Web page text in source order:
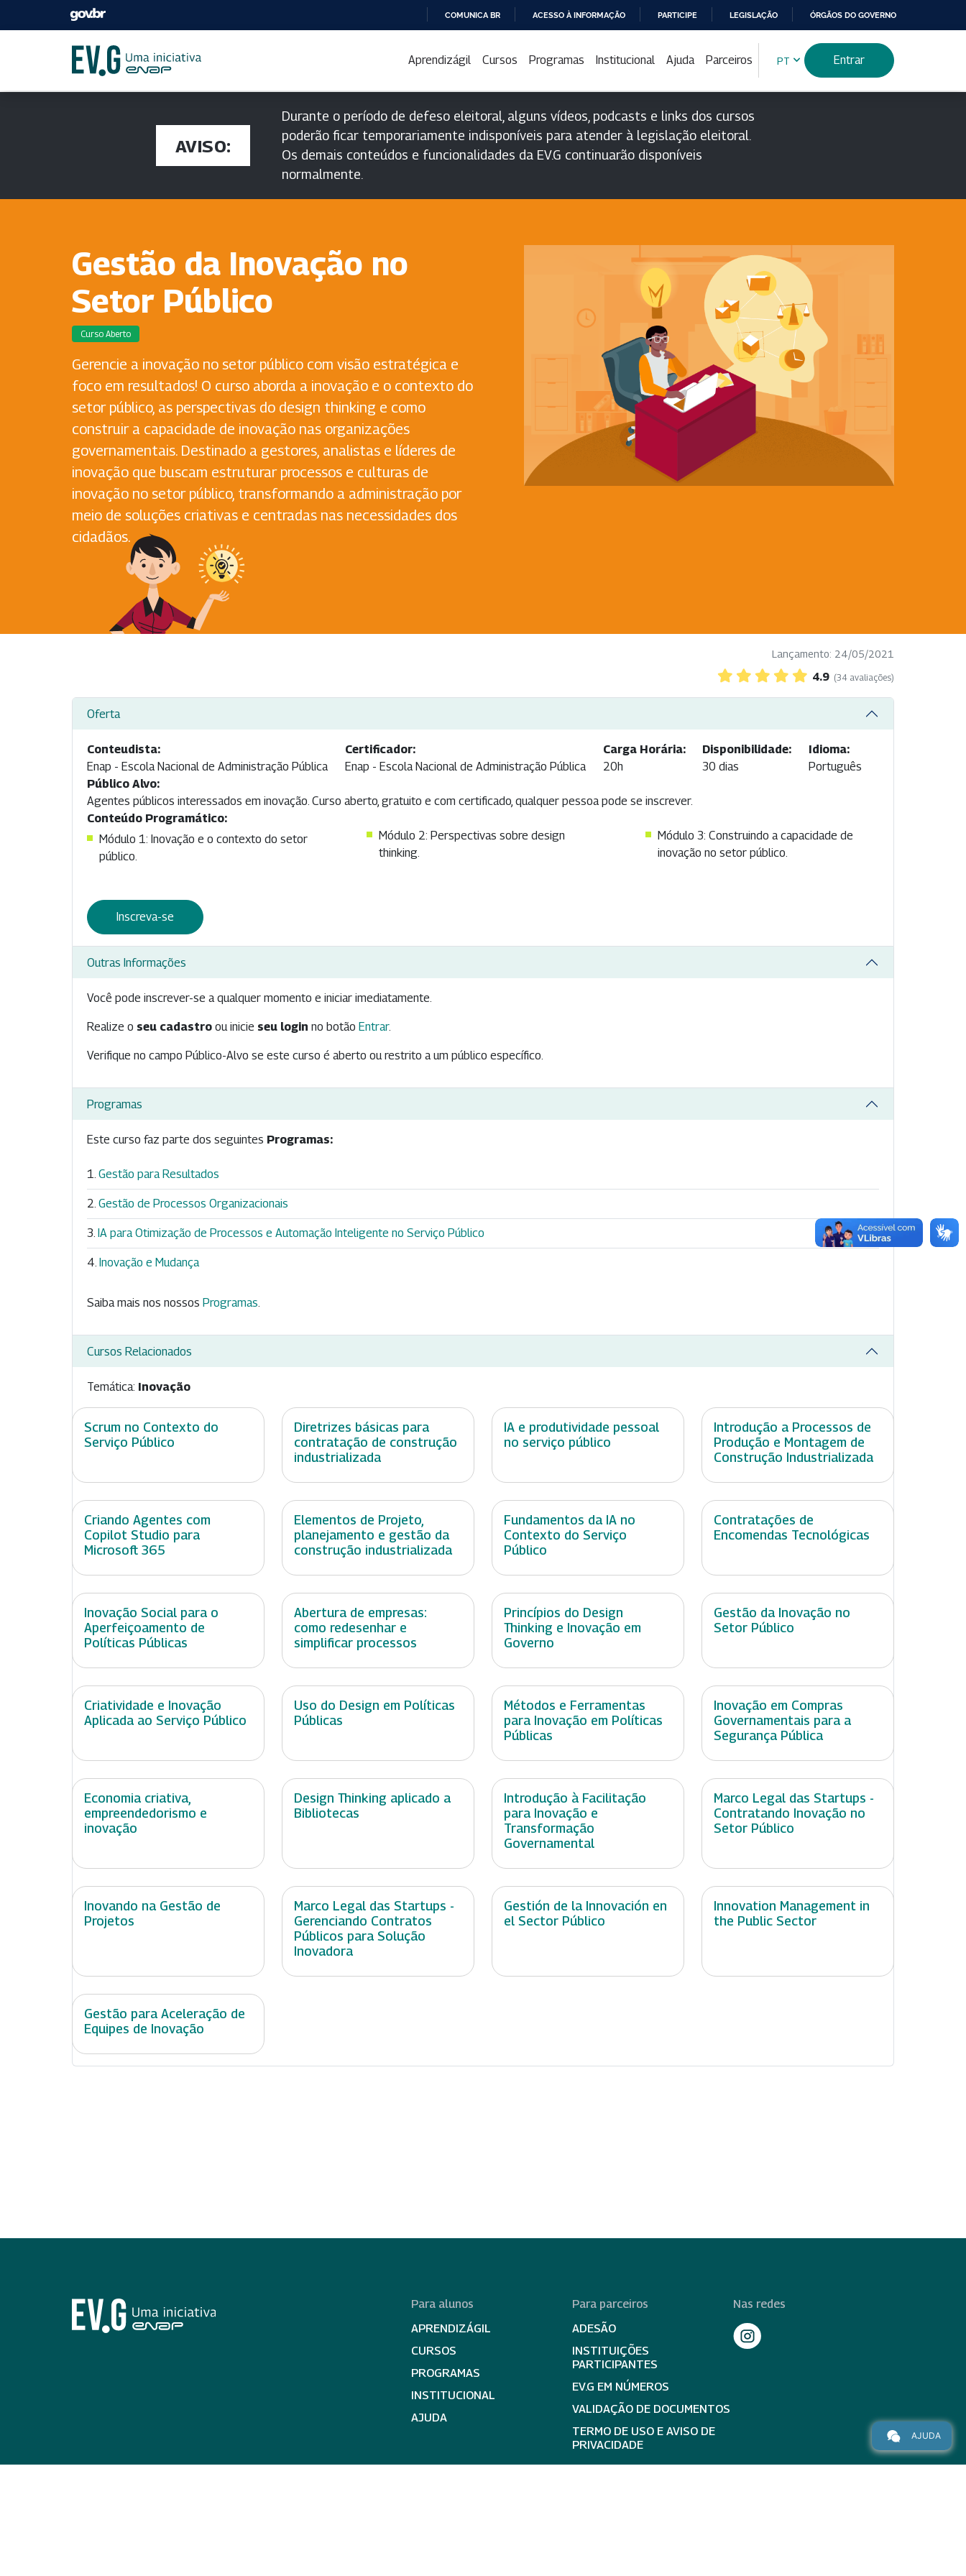
PARA
CONTEÚDO
COMUNICA BR ACESSO À INFORMAÇÃO PARTICIPE LEGISLAÇÃO ÓRGÃOS DO GOVERNO
Aprendizágil Cursos Programas Institucional Ajuda Parceiros PT Entrar
AVISO:
Durante o período de defeso eleitoral, alguns vídeos, podcasts e links dos cursos
poderão ficar temporariamente indisponíveis para atender à legislação eleitoral.
Os demais conteúdos e funcionalidades da EV.G continuarão disponíveis
normalmente.
Gestão da Inovação no
Setor Público
Curso Aberto
Gerencie a inovação no setor público com visão estratégica e
foco em resultados! O curso aborda a inovação e o contexto do
setor público, as perspectivas do design thinking e como
construir a capacidade de inovação nas organizações
governamentais. Destinado a gestores, analistas e líderes de
inovação que buscam estruturar processos e culturas de
inovação no setor público, transformando a administração por
meio de soluções criativas e centradas nas necessidades dos
cidadãos.
Lançamento: 24/05/2021
4.9 (34 avaliações)
Oferta
Conteudista:
Enap - Escola Nacional de Administração Pública
Certificador:
Enap - Escola Nacional de Administração Pública
Carga Horária:
20h
Disponibilidade:
30 dias
Idioma:
Português
Público Alvo:
Agentes públicos interessados em inovação. Curso aberto, gratuito e com certificado, qualquer pessoa pode se inscrever.
Conteúdo Programático:
Módulo 1: Inovação e o contexto do setor
público.
Módulo 2: Perspectivas sobre design
thinking.
Módulo 3: Construindo a capacidade de
inovação no setor público.
Inscreva-se
Outras Informações
Você pode inscrever-se a qualquer momento e iniciar imediatamente.
Realize o seu cadastro ou inicie seu login no botão Entrar.
Verifique no campo Público-Alvo se este curso é aberto ou restrito a um público específico.
Programas
Este curso faz parte dos seguintes Programas:
Gestão para Resultados
Gestão de Processos Organizacionais
IA para Otimização de Processos e Automação Inteligente no Serviço Público
Inovação e Mudança
Saiba mais nos nossos Programas.
Cursos Relacionados
Temática: Inovação
Scrum no Contexto do
Serviço Público
Diretrizes básicas para
contratação de construção
industrializada
IA e produtividade pessoal
no serviço público
Introdução a Processos de
Produção e Montagem de
Construção Industrializada
Criando Agentes com
Copilot Studio para
Microsoft 365
Elementos de Projeto,
planejamento e gestão da
construção industrializada
Fundamentos da IA no
Contexto do Serviço
Público
Contratações de
Encomendas Tecnológicas
Inovação Social para o
Aperfeiçoamento de
Políticas Públicas
Abertura de empresas:
como redesenhar e
simplificar processos
Princípios do Design
Thinking e Inovação em
Governo
Gestão da Inovação no
Setor Público
Criatividade e Inovação
Aplicada ao Serviço Público
Uso do Design em Políticas
Públicas
Métodos e Ferramentas
para Inovação em Políticas
Públicas
Inovação em Compras
Governamentais para a
Segurança Pública
Economia criativa,
empreendedorismo e
inovação
Design Thinking aplicado a
Bibliotecas
Introdução à Facilitação
para Inovação e
Transformação
Governamental
Marco Legal das Startups -
Contratando Inovação no
Setor Público
Inovando na Gestão de
Projetos
Marco Legal das Startups -
Gerenciando Contratos
Públicos para Solução
Inovadora
Gestión de la Innovación en
el Sector Público
Innovation Management in
the Public Sector
Gestão para Aceleração de
Equipes de Inovação
Para alunos
APRENDIZÁGIL
CURSOS
PROGRAMAS
INSTITUCIONAL
AJUDA
Para parceiros
ADESÃO
INSTITUIÇÕES
PARTICIPANTES
EV.G EM NÚMEROS
VALIDAÇÃO DE DOCUMENTOS
TERMO DE USO E AVISO DE
PRIVACIDADE
Nas redes
AJUDA